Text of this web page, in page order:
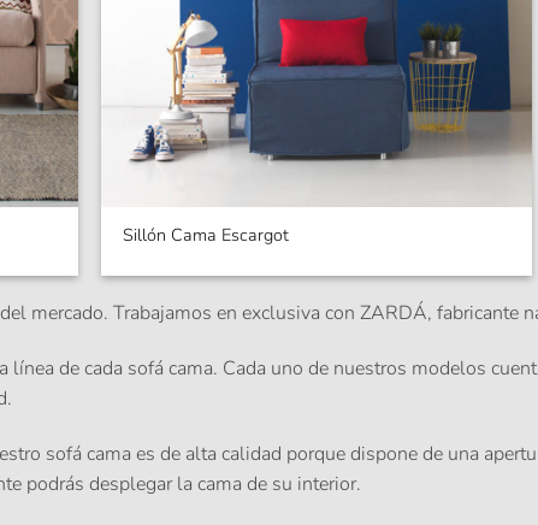
Sillón Cama Escargot
mercado. Trabajamos en exclusiva con ZARDÁ, fabricante
de cada sofá cama. Cada uno de nuestros modelos
sofá cama es de alta calidad porque dispone de una
podrás desplegar la cama de su interior.